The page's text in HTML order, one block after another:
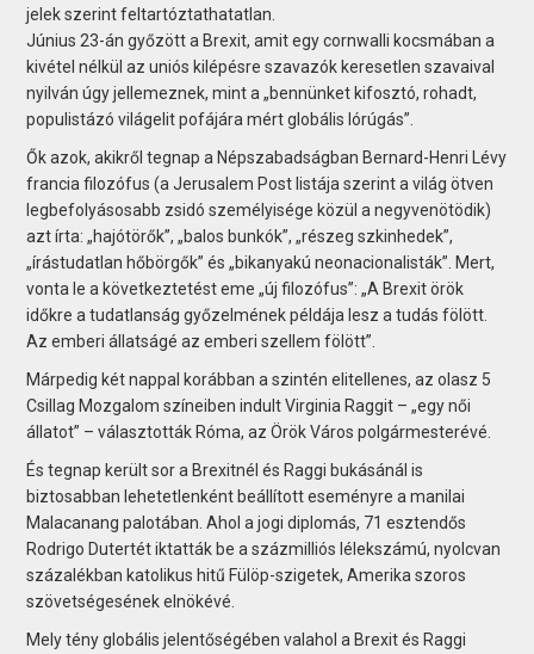
jelek szerint feltartóztathatatlan.
Június 23-án győzött a Brexit, amit egy cornwalli kocsmában a
kivétel nélkül az uniós kilépésre szavazók keresetlen szavaival
nyilván úgy jellemeznek, mint a „bennünket kifosztó, rohadt,
populistázó világelit pofájára mért globális lórúgás”.
Ők azok, akikről tegnap a Népszabadságban Bernard-Henri Lévy
francia filozófus (a Jerusalem Post listája szerint a világ ötven
legbefolyásosabb zsidó személyisége közül a negyvenötödik)
azt írta: „hajótörők”, „balos bunkók”, „részeg szkinhedek”,
„írástudatlan hőbörgők” és „bikanyakú neonacionalisták”. Mert,
vonta le a következtetést eme „új filozófus”: „A Brexit örök
időkre a tudatlanság győzelmének példája lesz a tudás fölött.
Az emberi állatságé az emberi szellem fölött”.
Márpedig két nappal korábban a szintén elitellenes, az olasz 5
Csillag Mozgalom színeiben indult Virginia Raggit – „egy női
állatot” – választották Róma, az Örök Város polgármesterévé.
És tegnap került sor a Brexitnél és Raggi bukásánál is
biztosabban lehetetlenként beállított eseményre a manilai
Malacanang palotában. Ahol a jogi diplomás, 71 esztendős
Rodrigo Dutertét iktatták be a százmilliós lélekszámú, nyolcvan
százalékban katolikus hitű Fülöp-szigetek, Amerika szoros
szövetségesének elnökévé.
Mely tény globális jelentőségében valahol a Brexit és Raggi